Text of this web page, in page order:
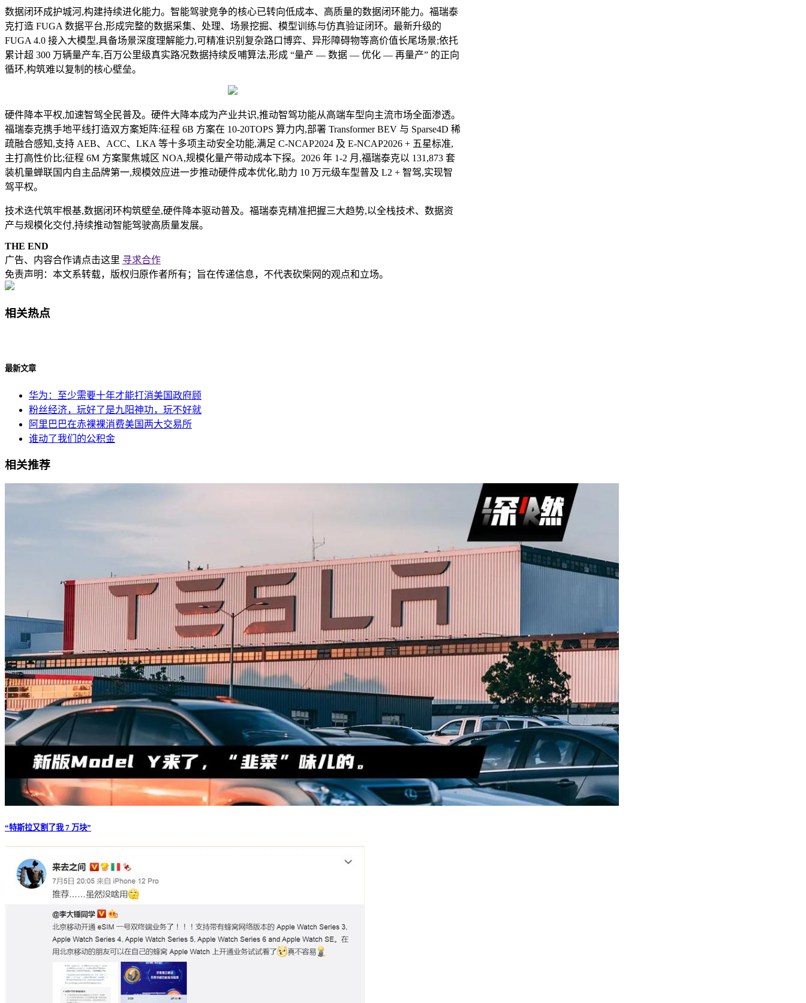
数据闭环成护城河,构建持续进化能力。智能驾驶竞争的核心已转向低成本、高质量的数据闭环能力。福瑞泰
克打造 FUGA 数据平台,形成完整的数据采集、处理、场景挖掘、模型训练与仿真验证闭环。最新升级的
FUGA 4.0 接入大模型,具备场景深度理解能力,可精准识别复杂路口博弈、异形障碍物等高价值长尾场景;依托
累计超 300 万辆量产车,百万公里级真实路况数据持续反哺算法,形成 “量产 — 数据 — 优化 — 再量产” 的正向
循环,构筑难以复制的核心壁垒。
硬件降本平权,加速智驾全民普及。硬件大降本成为产业共识,推动智驾功能从高端车型向主流市场全面渗透。
福瑞泰克携手地平线打造双方案矩阵:征程 6B 方案在 10-20TOPS 算力内,部署 Transformer BEV 与 Sparse4D 稀
疏融合感知,支持 AEB、ACC、LKA 等十多项主动安全功能,满足 C-NCAP2024 及 E-NCAP2026 + 五星标准,
主打高性价比;征程 6M 方案聚焦城区 NOA,规模化量产带动成本下探。2026 年 1-2 月,福瑞泰克以 131,873 套
装机量蝉联国内自主品牌第一,规模效应进一步推动硬件成本优化,助力 10 万元级车型普及 L2 + 智驾,实现智
驾平权。
技术迭代筑牢根基,数据闭环构筑壁垒,硬件降本驱动普及。福瑞泰克精准把握三大趋势,以全栈技术、数据资
产与规模化交付,持续推动智能驾驶高质量发展。
THE END
广告、内容合作请点击这里 寻求合作
免责声明：本文系转载，版权归原作者所有；旨在传递信息，不代表砍柴网的观点和立场。
相关热点
最新文章
华为：至少需要十年才能打消美国政府顾
粉丝经济，玩好了是九阳神功，玩不好就
阿里巴巴在赤裸裸消费美国两大交易所
谁动了我们的公积金
相关推荐
“特斯拉又割了我 7 万块”